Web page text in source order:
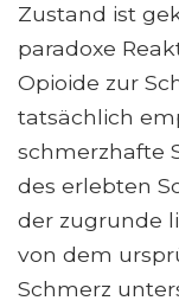
Zustand ist
paradoxe
Opioide zur
tatsächlich
schmerzhafte
des erlebten
der zugrunde
von dem
Schmerz